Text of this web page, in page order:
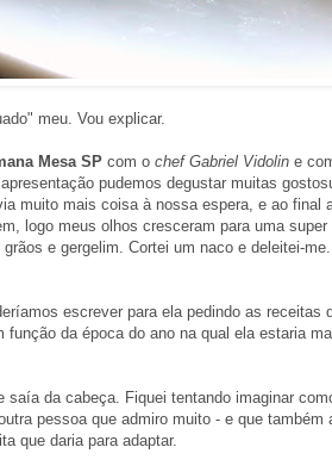
meu. Vou explicar.
Mesa SP com o chef Gabriel Vidolin e
apresentação pudemos degustar muitas
muito mais coisa à nossa espera, e ao final
logo meus olhos cresceram para uma super
e gergelim. Cortei um naco e deleitei-me.
escrever para ela pedindo as receitas
da época do ano na qual ela estaria
saía da cabeça. Fiquei tentando imaginar
pessoa que admiro muito - e que também
que daria para adaptar.